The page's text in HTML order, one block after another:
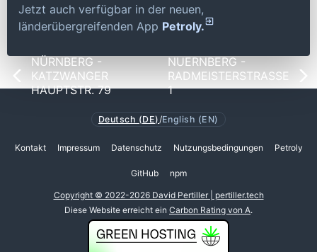
Jetzt auch verfügbar in der neuen,
länderübergreifenden App Petroly.
NÜRNBERG -
KATZWANGER
HAUPTSTR. 79
NUERNBERG -
RADMEISTERSTRASSE
1
Deutsch (DE) /English (EN)
Kontakt Impressum Datenschutz Nutzungsbedingungen Petroly
GitHub npm
Copyright © 2022-2026 David Pertiller | pertiller.tech
Diese Website erreicht ein Carbon Rating von A.